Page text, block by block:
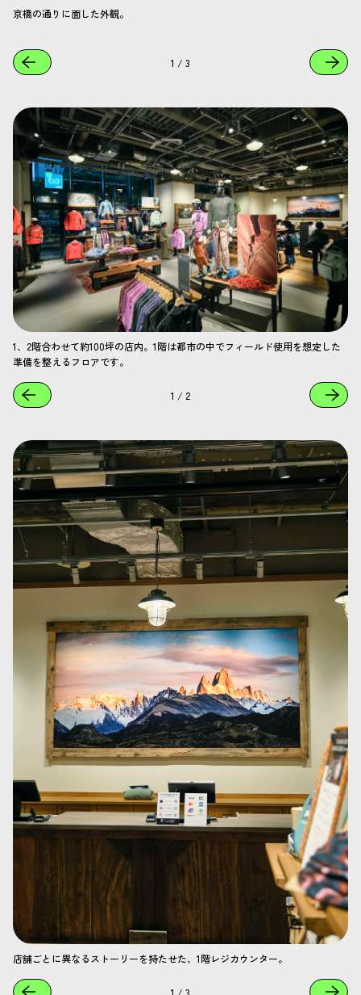
京橋の通りに面した外観。
1 / 3
1、2階合わせて約100坪の店内。1階は都市の中でフィールド使用を想定した
準備を整えるフロアです。
1 / 2
店舗ごとに異なるストーリーを持たせた、1階レジカウンター。
1 / 3